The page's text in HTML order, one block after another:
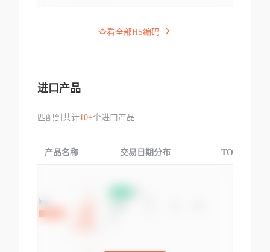
查看全部HS编码
进口产品
匹配到共计10+个进口产品
产品名称 交易日期分布 TOP3交易国